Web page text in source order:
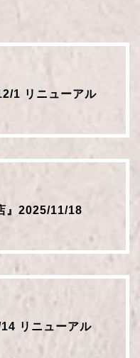
1 リニューアル
』2025/11/18
リニューアル